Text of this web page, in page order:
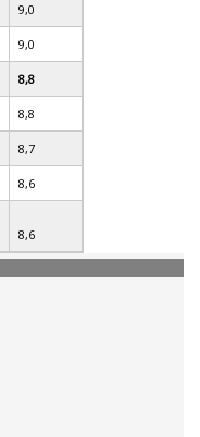
9,0
9,0
8,8
8,8
8,7
8,6
8,6